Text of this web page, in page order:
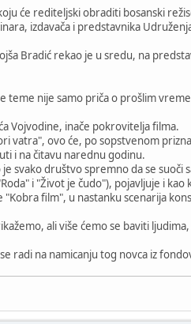
će rediteljski obraditi bosanski
izdavača i predstavnika
Bradić rekao je u sredu, na
nije samo priča o prošlim
Vojvodine, inače pokrovitelja filma.
vatra", ovo će, po sopstvenom
i na čitavu narednu godinu.
svako društvo spremno da se suoči
i "Život je čudo"), pojavljuje i kao
film", u nastanku scenarija
ali više ćemo se baviti
radi na namicanju tog novca iz